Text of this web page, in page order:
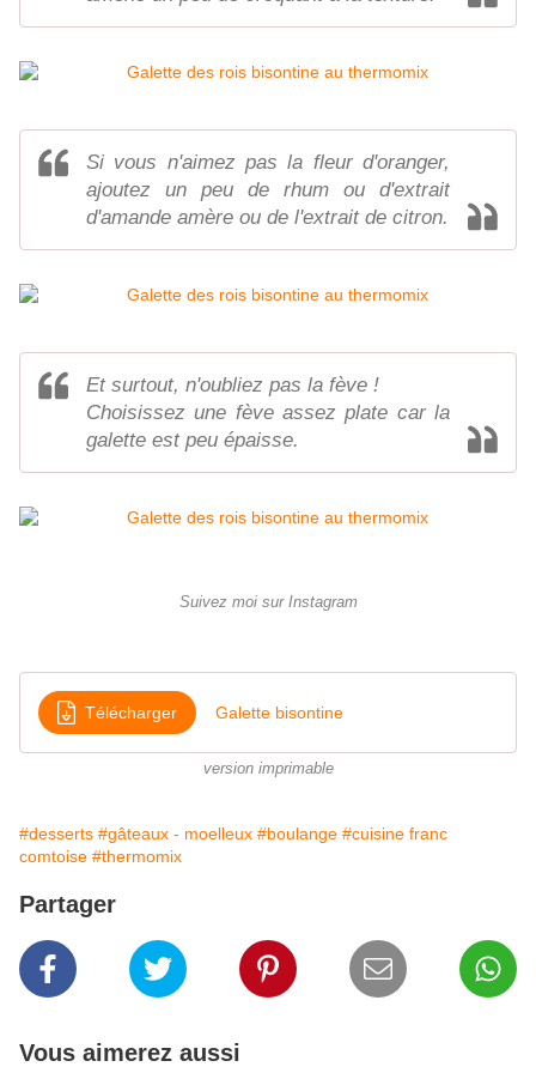
Si vous n'aimez pas la fleur d'oranger,
ajoutez un peu de rhum ou d'extrait
d'amande amère ou de l'extrait de citron.
Et surtout, n'oubliez pas la fève !
Choisissez une fève assez plate car la
galette est peu épaisse.
Suivez moi sur Instagram
Télécharger Galette bisontine
version imprimable
#desserts #gâteaux - moelleux #boulange #cuisine franc
comtoise #thermomix
Partager
Vous aimerez aussi